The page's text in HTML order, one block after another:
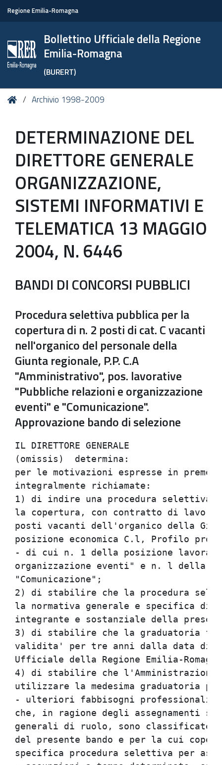
Regione Emilia-Romagna
Bollettino Ufficiale della Regione
Emilia-Romagna
(BURERT)
Tu HomeArchivio 1998-2009
DETERMINAZIONE DEL
DIRETTORE GENERALE
ORGANIZZAZIONE,
SISTEMI INFORMATIVI E
TELEMATICA 13 MAGGIO
2004, N. 6446
BANDI DI CONCORSI PUBBLICI
Procedura selettiva pubblica per la
copertura di n. 2 posti di cat. C vacanti
nell'organico del personale della
Giunta regionale, P.P. C.A
"Amministrativo", pos. lavorative
"Pubbliche relazioni e organizzazione
eventi" e "Comunicazione".
Approvazione bando di selezione
IL DIRETTORE GENERALE                                                           
(omissis)  determina:                                                           
per le motivazioni espresse in premessa e che qui si intendono                  
integralmente richiamate:                                                       
1) di indire una procedura selettiva pubblica per titoli ed esami per           
la copertura, con contratto di lavoro a tempo indeterminato, di n. 2            
posti vacanti dell'organico della Giunta regionale di categoria C -             
posizione economica C.l, Profilo professionale C. A "Amministrativo"            
- di cui n. 1 della posizione lavorativa "Pubbliche relazioni e                 
organizzazione eventi" e n. l della posizione lavorativa                        
"Comunicazione";                                                                
2) di stabilire che la procedura selettiva venga disciplinata secondo           
la normativa generale e specifica di cui all'Allegato A, parte                  
integrante e sostanziale della presente determinazione;                         
3) di stabilire che la graduatoria finale approvata conserva                    
validita' per tre anni dalla data di pubblicazione nel Bollettino               
Ufficiale della Regione Emilia-Romagna;                                         
4) di stabilire che l'Amministrazione si riserva la facolta' di                 
utilizzare la medesima graduatoria per:                                         
- ulteriori fabbisogni professionali relativi a posizioni lavorative            
che, in ragione degli assegnamenti specifici e delle competenze                 
generali di ruolo, sono classificate come prossime a quelle oggetto             
del presente bando e per la cui copertura non sia stata prevista una            
specifica procedura selettiva per assunzioni a tempo indeterminato;             
- assunzioni a tempo determinato, sia per l'organico della Giunta che           
per quello del Consiglio regionale, nei casi e con le modalita'                 
previste dalla vigente disciplina normativa e contrattuale, all'atto            
della scadenza delle vigenti graduatorie;                                       
5) di stabilire che il presente atto sia pubblicato nel Bollettino              
Ufficiale della Regione Emilia-Romagna e sul sito Internet                      
dell'Ente.                                                                      
IL DIRETTORE GENERALE                                                           
Gaudenzio Garavini                                                              
ALLEGATO A                                                                      
Procedura selettiva pubblica per la copertura di n. 2 posti vacanti             
nell'organico del personale della Giunta regionale, di categoria C -            
Profilo professionale C.A "Amministrativo", posizioni lavorative                
"Pubbliche relazioni e organizzazione eventi" e "Comunicazione"                 
E' indetta una procedura selettiva pubblica per titoli ed esami per             
la copertura con contratto di assunzione a tempo indeterminato di n.            
2 posti vacanti dell'organico della Giunta regionale di categoria C -           
Posizione economica iniziale C.l - Profilo professionale C.A                    
"Amministrativo" - di cui n. l della posizione lavorativa "Pubbliche            
relazioni e organizzazione eventi" e n. 1 della posizione lavorativa            
"Comunicazione".                                                                
Ruolo organizzativo della categoria C                                           
II personale assegnato alle posizioni lavorative della categoria C,             
il cui ruolo organizzativo e' descritto nella deliberazione della               
Giunta regionale del 25/7/2000, n. 1254, ha la responsabilita' di:              
gestire i rapporti con le varie tipologie di utenza della propria               
unita' di appartenenza, anche con funzione di coordinamento di altri            
collaboratori; svolgere attivita' di istruttoria in campo                       
amministrativo, tecnico, contabile; eseguire attivita' di raccolta,             
elaborazione ed analisi di dati finalizzati ai processi                         
amministrativi dell'Ente; svolgere attivita' di gestione delle                  
procedure amministrative.